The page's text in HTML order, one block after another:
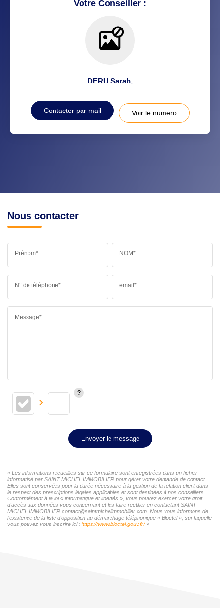
Votre Conseiller :
DERU Sarah,
Contacter par mail Voir le numéro
Nous contacter
Prénom* NOM*
N° de téléphone* email*
Message*
Envoyer le message
« Les informations recueillies sur ce formulaire sont enregistrées dans un fichier
informatisé par SAINT MICHEL IMMOBILIER pour gérer votre demande de contact.
Elles sont conservées pour la durée nécessaire à la gestion de la relation client dans
le respect des prescriptions légales applicables et sont destinées à nos conseillers
Conformément à la loi « informatique et libertés », vous pouvez exercer votre droit
d'accès aux données vous concernant et les faire rectifier en contactant SAINT
MICHEL IMMOBILIER contact@saintmichelimmobilier.com. Nous vous informons de
l'existence de la liste d'opposition au démarchage téléphonique « Bloctel », sur laquelle
vous pouvez vous inscrire ici : https://www.bloctel.gouv.fr/»